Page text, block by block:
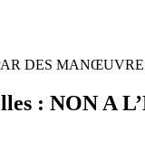
PAR DES
: NON A